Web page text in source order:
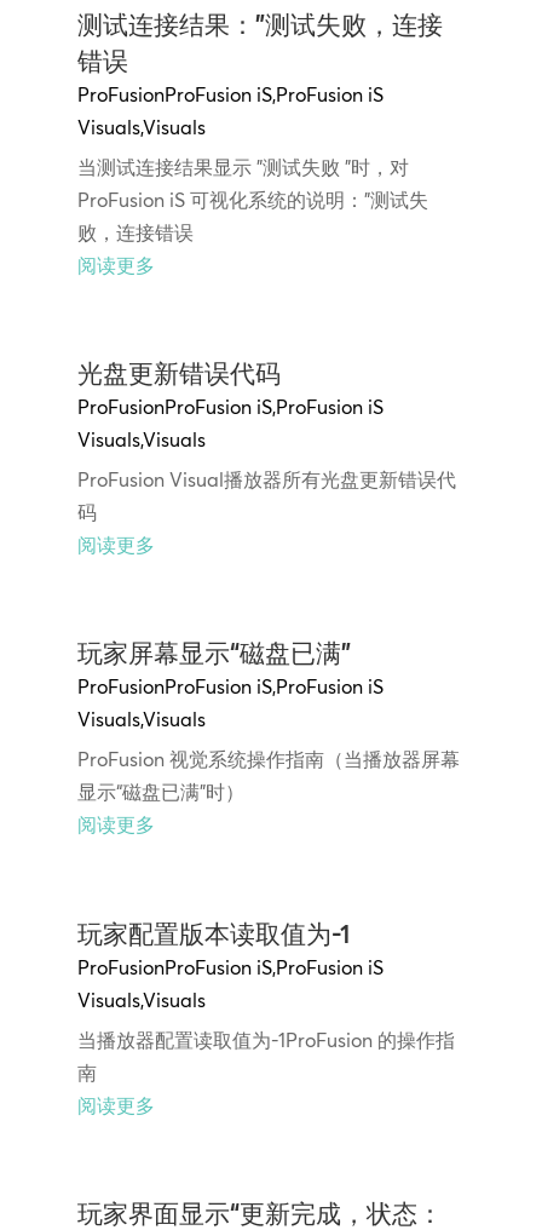
测试连接结果："测试失败，连接
错误
ProFusionProFusion iS,ProFusion iS
Visuals,Visuals
当测试连接结果显示 "测试失败 "时，对
ProFusion iS 可视化系统的说明："测试失
败，连接错误
阅读更多
光盘更新错误代码
ProFusionProFusion iS,ProFusion iS
Visuals,Visuals
ProFusion Visual播放器所有光盘更新错误代
码
阅读更多
玩家屏幕显示“磁盘已满”
ProFusionProFusion iS,ProFusion iS
Visuals,Visuals
ProFusion 视觉系统操作指南（当播放器屏幕
显示“磁盘已满”时）
阅读更多
玩家配置版本读取值为-1
ProFusionProFusion iS,ProFusion iS
Visuals,Visuals
当播放器配置读取值为-1ProFusion 的操作指
南
阅读更多
玩家界面显示“更新完成，状态：